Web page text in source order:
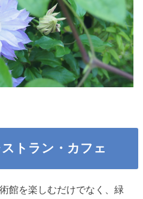
トラン・カフェ
館を楽しむだけでなく、緑